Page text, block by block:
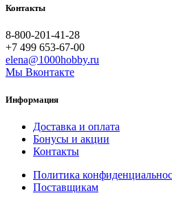
Контакты
8-800-201-41-28
+7 499 653-67-00
elena@1000hobby.ru
Мы Вконтакте
Информация
Доставка и оплата
Бонусы и акции
Контакты
Политика
Поставщикам